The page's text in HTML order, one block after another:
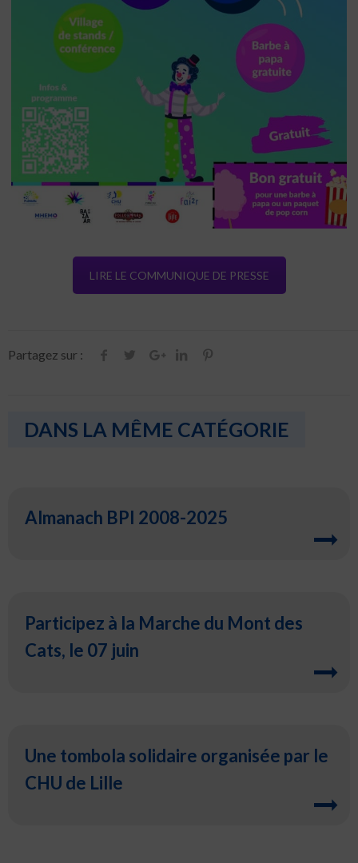
LIRE LE COMMUNIQUE DE PRESSE
Partagez sur :
DANS LA MÊME CATÉGORIE
Almanach BPI 2008-2025
Participez à la Marche du Mont des
Cats, le 07 juin
Une tombola solidaire organisée par le
CHU de Lille